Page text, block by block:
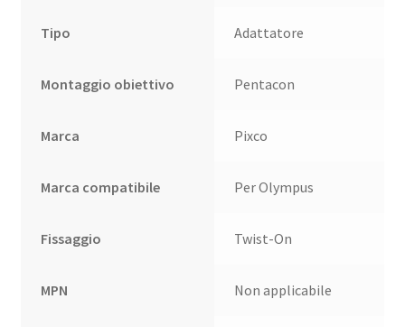
Tipo Adattatore
Montaggio obiettivo Pentacon
Marca Pixco
Marca compatibile Per Olympus
Fissaggio Twist-On
MPN Non applicabile